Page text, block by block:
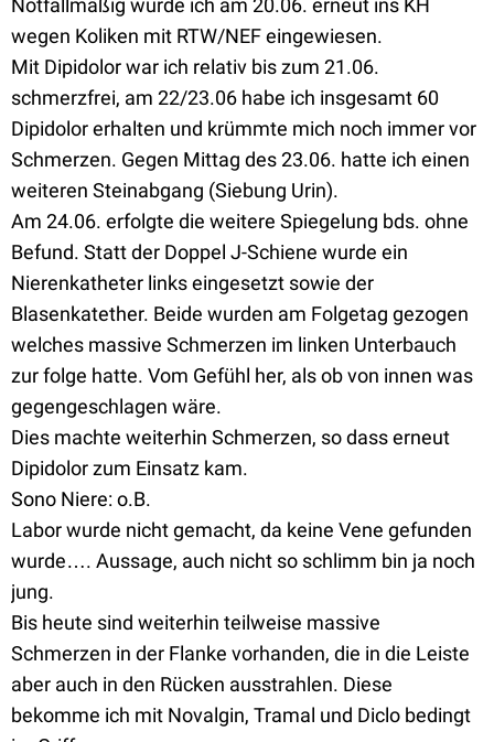
Notfallmäßig wurde ich am 20.06. erneut ins KH
wegen Koliken mit RTW/NEF eingewiesen.
Mit Dipidolor war ich relativ bis zum 21.06.
schmerzfrei, am 22/23.06 habe ich insgesamt 60
Dipidolor erhalten und krümmte mich noch immer vor
Schmerzen. Gegen Mittag des 23.06. hatte ich einen
weiteren Steinabgang (Siebung Urin).
Am 24.06. erfolgte die weitere Spiegelung bds. ohne
Befund. Statt der Doppel J-Schiene wurde ein
Nierenkatheter links eingesetzt sowie der
Blasenkatether. Beide wurden am Folgetag gezogen
welches massive Schmerzen im linken Unterbauch
zur folge hatte. Vom Gefühl her, als ob von innen was
gegengeschlagen wäre.
Dies machte weiterhin Schmerzen, so dass erneut
Dipidolor zum Einsatz kam.
Sono Niere: o.B.
Labor wurde nicht gemacht, da keine Vene gefunden
wurde…. Aussage, auch nicht so schlimm bin ja noch
jung.
Bis heute sind weiterhin teilweise massive
Schmerzen in der Flanke vorhanden, die in die Leiste
aber auch in den Rücken ausstrahlen. Diese
bekomme ich mit Novalgin, Tramal und Diclo bedingt